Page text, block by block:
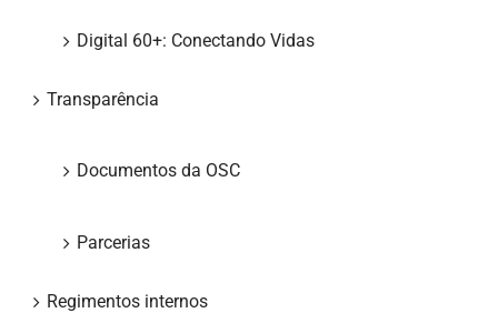
Digital 60+: Conectando Vidas
Transparência
Documentos da OSC
Parcerias
Regimentos internos